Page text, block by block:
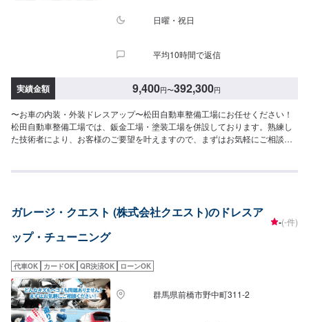
日曜・祝日
平均10時間で返信
実績金額 9,400円〜392,300円
〜お車の内装・外装ドレスアップ〜松田自動車整備工場にお任せください！
松田自動車整備工場では、鈑金工場・塗装工場を併設しております。熟練し
た技術者により、お客様のご要望を叶えますので、まずはお気軽にご相談く
す。外のほこりや、空気中の余分な塗料の粒子の付着を防ぎ、より精度の高
リが付着するといったこともありません。【塗料へのこだわり】松田自動車
整備工場では、より美しい仕上がりを実現するために、ベンツ等の高級車に
使われるデュポンの自動車塗料を使用しております。デュポン社はグローバ
しサービスがございますので、ご希望の方はお申し付けください。※燃料代は
お客様負担となります。※状況により貸出できかねる場合がございます。【パ
ーツについて】パーツ持ち込み・販売可能！持ち込み希望の方▶️オファーに
てお車とパーツの詳細をお送りください。ご購入希望の方▶️オファーにて車
種情報をお送りください。
ガレージ・クエスト (株式会社クエスト)のドレスア
ップ・チューニング
-(-件)
代車OK カードOK QR決済OK ローンOK
群馬県前橋市野中町311-2